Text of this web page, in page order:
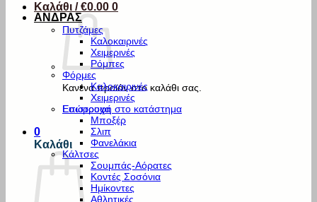
Καλάθι /€0.00 0
Κανένα προϊόν στο καλάθι σας.
Επιστροφή στο κατάστημα
0
Καλάθι
ΑΝΔΡΑΣ
Πυτζάμες
Καλοκαιρινές
Χειμερινές
Ρόμπες
Φόρμες
Καλοκαιρινές
Χειμερινές
Εσώρουχα
Μποξέρ
Σλιπ
Φανελάκια
Κάλτσες
Σουμπάς-Αόρατες
Κοντές Σοσόνια
Ημίκοντες
Αθλητικές